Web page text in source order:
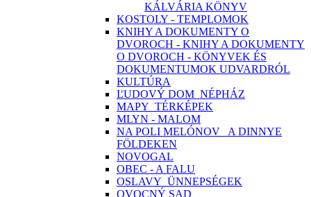
KÁLVÁRIA KÖNYV
KOSTOLY - TEMPLOMOK
KNIHY A DOKUMENTY O
DVOROCH - KNIHY A DOKUMENTY
O DVOROCH - KÖNYVEK ÉS
DOKUMENTUMOK UDVARDRÓL
KULTÚRA
ĽUDOVÝ DOM_NÉPHÁZ
MAPY_TÉRKÉPEK
MLYN - MALOM
NA POLI MELÓNOV_ A DINNYE
FÖLDEKEN
NOVOGAL
OBEC - A FALU
OSLAVY_ÜNNEPSÉGEK
OVOCNÝ SAD